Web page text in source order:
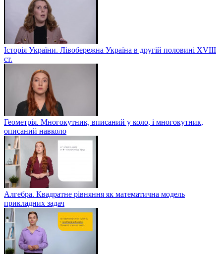
Історія України. Лівобережна Україна в другій половині ХVIIІ
ст.
Геометрія. Многокутник, вписаний у коло, і многокутник,
описаний навколо
Алгебра. Квадратне рівняння як математична модель
прикладних задач